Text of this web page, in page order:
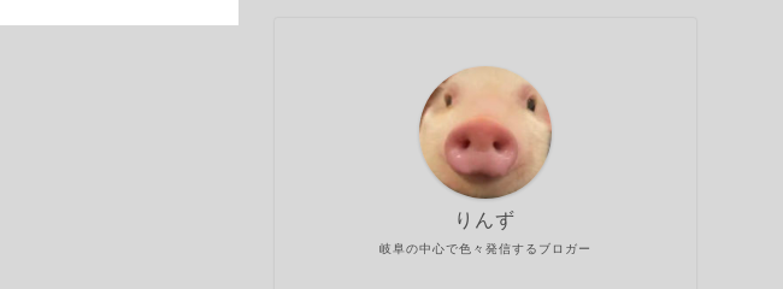
岐阜の中心で色々発信するブロガー
りんず